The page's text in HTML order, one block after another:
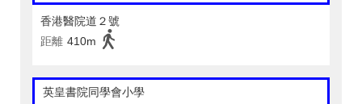
香港醫院道２號
距離 410m
英皇書院同學會小學